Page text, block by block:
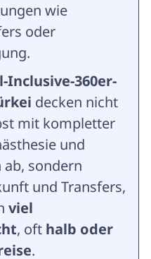
wie
oder
Inclusive-360er-
decken nicht
mit kompletter
und
sondern
und Transfers,
viel
, oft halb oder
.